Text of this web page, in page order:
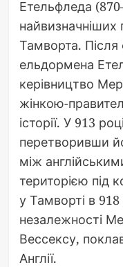
Етельфледа
найвизначніших
Тамворта. Після
ельдормена
керівництво
жінкою-
історії. У 913
перетворивши
між
територією під
у Тамворті в
незалежності
Вессексу,
Англії.